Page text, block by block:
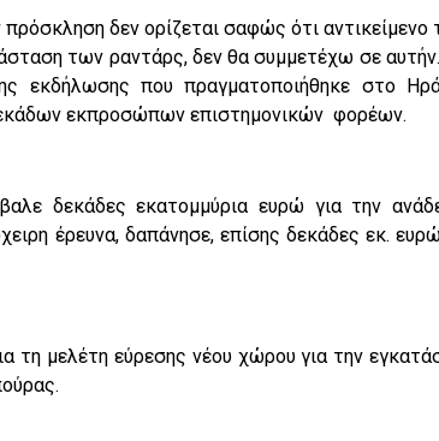
δεν ορίζεται σαφώς ότι αντικείμενο
των ραντάρς, δεν θα συμμετέχω σε
εκδήλωσης που πραγματοποιήθηκε στο
εκπροσώπων επιστημονικών φορέων.
δεκάδες εκατομμύρια ευρώ για την
έρευνα, δαπάνησε, επίσης δεκάδες εκ.
τη μελέτη εύρεσης νέου χώρου για την